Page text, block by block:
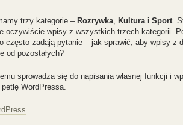
trzy kategorie – Rozrywka, Kulturai Sport.
oczywiście wpisy z wszystkich trzech kategorii.
często zadają pytanie – jak sprawić, aby wpisy z
od pozostałych?
sprowadza się do napisania własnej funkcji i
WordPressa.